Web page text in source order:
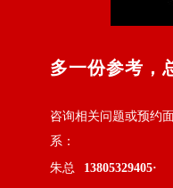
多一份参考，
咨询相关问题或预约
系：
朱总
13805329405·